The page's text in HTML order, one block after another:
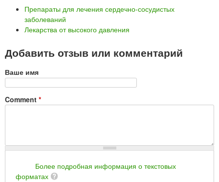
Препараты для лечения сердечно-сосудистых
заболеваний
Лекарства от высокого давления
Добавить отзыв или комментарий
Ваше имя
Comment *
Более подробная информация о текстовых
форматах